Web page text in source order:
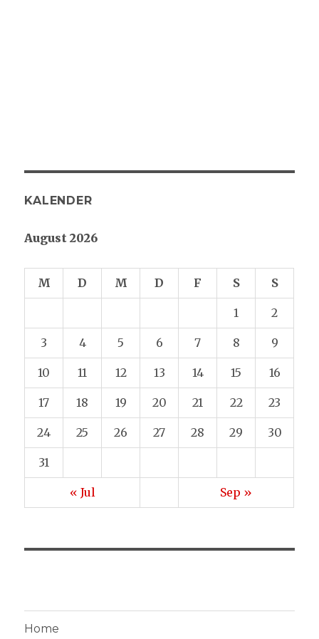
KALENDER
August 2026
M D M D F S S
1 2
3 4 5 6 7 8 9
10 11 12 13 14 15 16
17 18 19 20 21 22 23
24 25 26 27 28 29 30
31
« Jul Sep »
Home